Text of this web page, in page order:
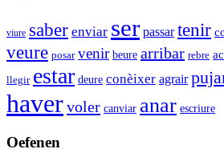
viure saber enviar ser passar tenir
veure posar venir beure arribar rebre
llegir estar deure conèixer agrair
havervoler canviar anar escriure
Oefenen